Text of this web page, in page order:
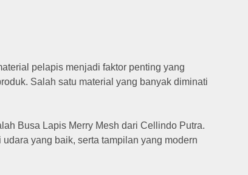
pelapis menjadi faktor penting yang
Salah satu material yang banyak diminati
Busa Lapis Merry Mesh dari Cellindo Putra.
yang baik, serta tampilan yang modern